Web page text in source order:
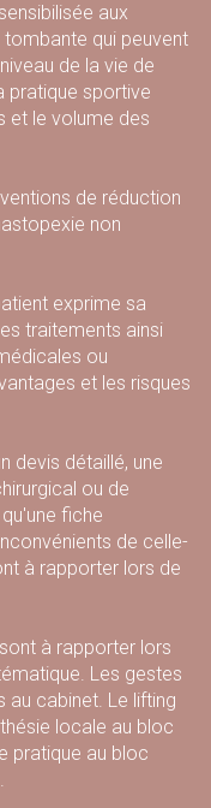
aux
qui peuvent
de la vie de
pratique sportive
et le volume des
de réduction
non
exprime sa
traitements ainsi
ou
et les risques
devis détaillé, une
ou de
fiche
de celle-
à rapporter lors de
à rapporter lors
Les gestes
au cabinet. Le lifting
locale au bloc
pratique au bloc